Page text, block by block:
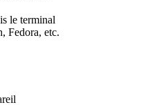
le terminal
Fedora, etc.